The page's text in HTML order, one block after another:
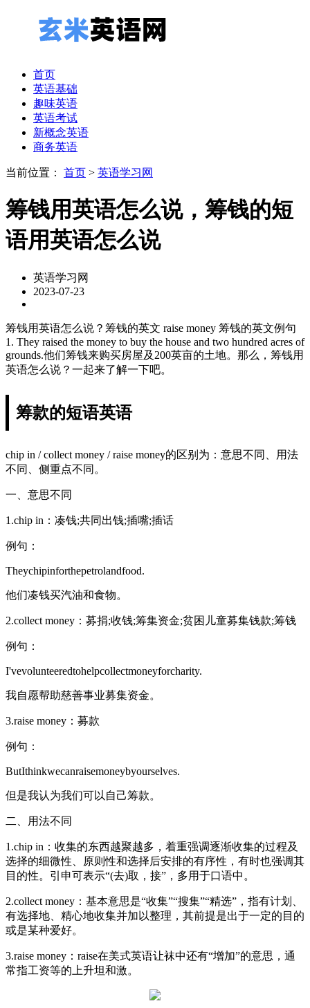
首页
英语基础
趣味英语
英语考试
新概念英语
商务英语
当前位置： 首页 > 英语学习网
筹钱用英语怎么说，筹钱的短
语用英语怎么说
英语学习网
2023-07-23
筹钱用英语怎么说？筹钱的英文 raise money 筹钱的英文例句
1. They raised the money to buy the house and two hundred acres of
grounds.他们筹钱来购买房屋及200英亩的土地。那么，筹钱用
英语怎么说？一起来了解一下吧。
筹款的短语英语
chip in / collect money / raise money的区别为：意思不同、用法
不同、侧重点不同。
一、意思不同
1.chip in：凑钱;共同出钱;插嘴;插话
例句：
Theychipinforthepetrolandfood.
他们凑钱买汽油和食物。
2.collect money：募捐;收钱;筹集资金;贫困儿童募集钱款;筹钱
例句：
I'vevolunteeredtohelpcollectmoneyforcharity.
我自愿帮助慈善事业募集资金。
3.raise money：募款
例句：
ButIthinkwecanraisemoneybyourselves.
但是我认为我们可以自己筹款。
二、用法不同
1.chip in：收集的东西越聚越多，着重强调逐渐收集的过程及
选择的细微性、原则性和选择后安排的有序性，有时也强调其
目的性。引申可表示“(去)取，接”，多用于口语中。
2.collect money：基本意思是“收集”“搜集”“精选”，指有计划、
有选择地、精心地收集并加以整理，其前提是出于一定的目的
或是某种爱好。
3.raise money：raise在美式英语让袜中还有“增加”的意思，通
常指工资等的上升坦和激。